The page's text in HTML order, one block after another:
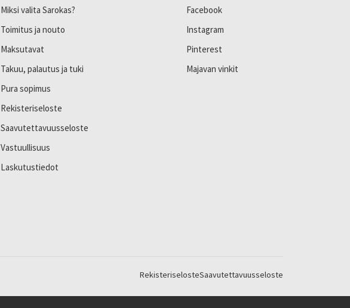
Miksi valita Sarokas?
Toimitus ja nouto
Maksutavat
Takuu, palautus ja tuki
Pura sopimus
Rekisteriseloste
Saavutettavuusseloste
Vastuullisuus
Laskutustiedot
Facebook
Instagram
Pinterest
Majavan vinkit
RekisteriselosteSaavutettavuusseloste